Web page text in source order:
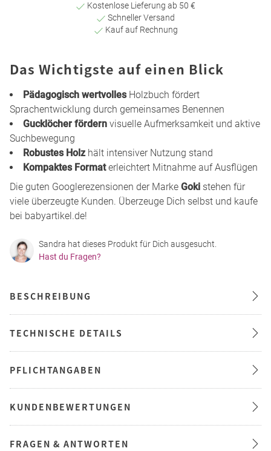
Kostenlose Lieferung ab 50 €
Schneller Versand
Kauf auf Rechnung
Das Wichtigste auf einen Blick
Pädagogisch wertvollesHolzbuch fördert
Sprachentwicklung durch gemeinsames Benennen
Gucklöcher fördern visuelle Aufmerksamkeit und aktive
Suchbewegung
Robustes Holzhält intensiver Nutzung stand
Kompaktes Formaterleichtert Mitnahme auf Ausflügen
Die guten Googlerezensionen der Marke Goki stehen für
viele überzeugte Kunden. Überzeuge Dich selbst und kaufe
bei babyartikel.de!
Sandra hat dieses Produkt für Dich ausgesucht.
Hast du Fragen?
BESCHREIBUNG
TECHNISCHE DETAILS
PFLICHTANGABEN
KUNDENBEWERTUNGEN
FRAGEN & ANTWORTEN